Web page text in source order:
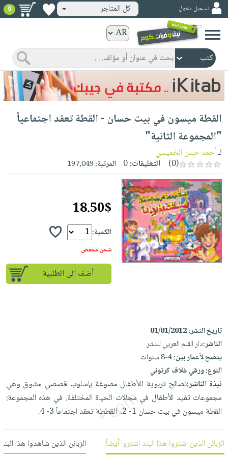
ورقية
المواضيع
صدر
حديثاً
الأكثر
مبيعاً
جوائز
شحن
مخفض
عروض
خاصة
صفحات
مشوقة
إختياراتنا
كتب
books
كتب
الكترونية
الرئيسية
صدر
حديثاً
الأكثر
مبيعاً
كتب
مجانية
إختياراتنا
iKitab
بلا
تحميل
iKitab
على
Android
تحميل
iKitab
على
Apple
كتب
صوتية
الصفحة
الرئيسية
masmu3
بلا
حدود
أسئلة
يتكرر
طرحها
تحميل
masmu3
على
Apple
أطفال
وناشئة
الصفحة
الرئيسية
المواضيع
الأكثر
القراءة
جوائز
وسائل
تعليمية
الكل
أجهزة
العناية
الشخصية
العناية
وتصفيف
الشعر
العناية
بالجسم
المطبخ
والسفرة
جديد
الكل
أواني
أدوات
متجر
الهدايا
أقسام
تسجيل دخول كل المتاجر 0
القطة ميسون في بيت حسان - القطة تعقد اجتماعياً
"المجموعة الثانية"
لـأحمد حسن الخميسي
(0)
التعليقات:0 المرتبة:197,049
18.50$
الكمية:
شحن مخفض
أضف الى الطلبية
تاريخ النشر:01/01/2012
الناشر:دار القلم العربي للنشر
ينصح لأعمار بين:4-8 سنوات
النوع:ورقي غلاف كرتوني
نبذة الناشر:نصائح تربوية للأطفال مصوغة بإسلوب قصصي مشوق وهي
مجموعات تفيد الأطفال في مجالات الحياة المختلفة. في هذه المجموعة:
القطة ميسون في بيت حسان 1- 2.. القططة تعقد اجتماعاً 3- 4.
الزبائن الذين اشتروا هذا البند اشتروا أيضاً الزبائن الذين شاهدوا هذا